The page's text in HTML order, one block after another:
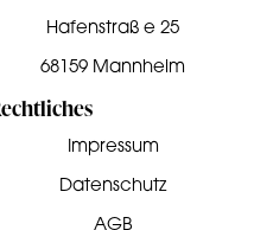
Hafenstraß e 25
68159 Mannheim
Impressum
Datenschutz
AGB